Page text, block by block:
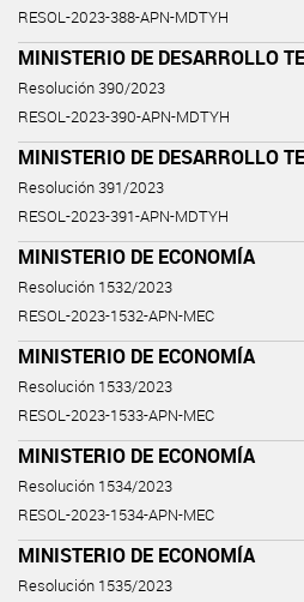
RESOL-2023-388-APN-MDTYH
MINISTERIO DE DESARROLLO
Resolución 390/2023
RESOL-2023-390-APN-MDTYH
MINISTERIO DE DESARROLLO
Resolución 391/2023
RESOL-2023-391-APN-MDTYH
MINISTERIO DE ECONOMÍA
Resolución 1532/2023
RESOL-2023-1532-APN-MEC
MINISTERIO DE ECONOMÍA
Resolución 1533/2023
RESOL-2023-1533-APN-MEC
MINISTERIO DE ECONOMÍA
Resolución 1534/2023
RESOL-2023-1534-APN-MEC
MINISTERIO DE ECONOMÍA
Resolución 1535/2023